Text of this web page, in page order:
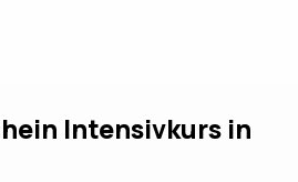
Intensivkurs in